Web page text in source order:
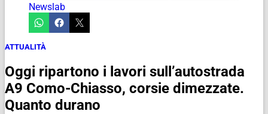
Newslab
ATTUALITÀ
Oggi ripartono i lavori sull’autostrada
A9 Como-Chiasso, corsie dimezzate.
Quanto durano